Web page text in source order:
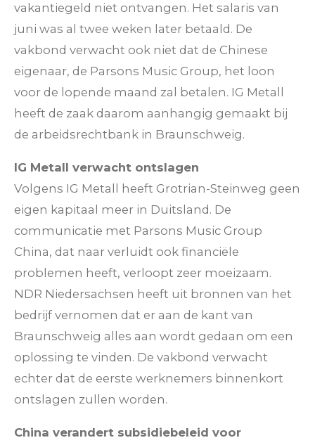
vakantiegeld niet ontvangen. Het salaris van
juni was al twee weken later betaald. De
vakbond verwacht ook niet dat de Chinese
eigenaar, de Parsons Music Group, het loon
voor de lopende maand zal betalen. IG Metall
heeft de zaak daarom aanhangig gemaakt bij
de arbeidsrechtbank in Braunschweig.
IG Metall verwacht ontslagen
Volgens IG Metall heeft Grotrian-Steinweg geen
eigen kapitaal meer in Duitsland. De
communicatie met Parsons Music Group
China, dat naar verluidt ook financiële
problemen heeft, verloopt zeer moeizaam.
NDR Niedersachsen heeft uit bronnen van het
bedrijf vernomen dat er aan de kant van
Braunschweig alles aan wordt gedaan om een
oplossing te vinden. De vakbond verwacht
echter dat de eerste werknemers binnenkort
ontslagen zullen worden.
China verandert subsidiebeleid voor